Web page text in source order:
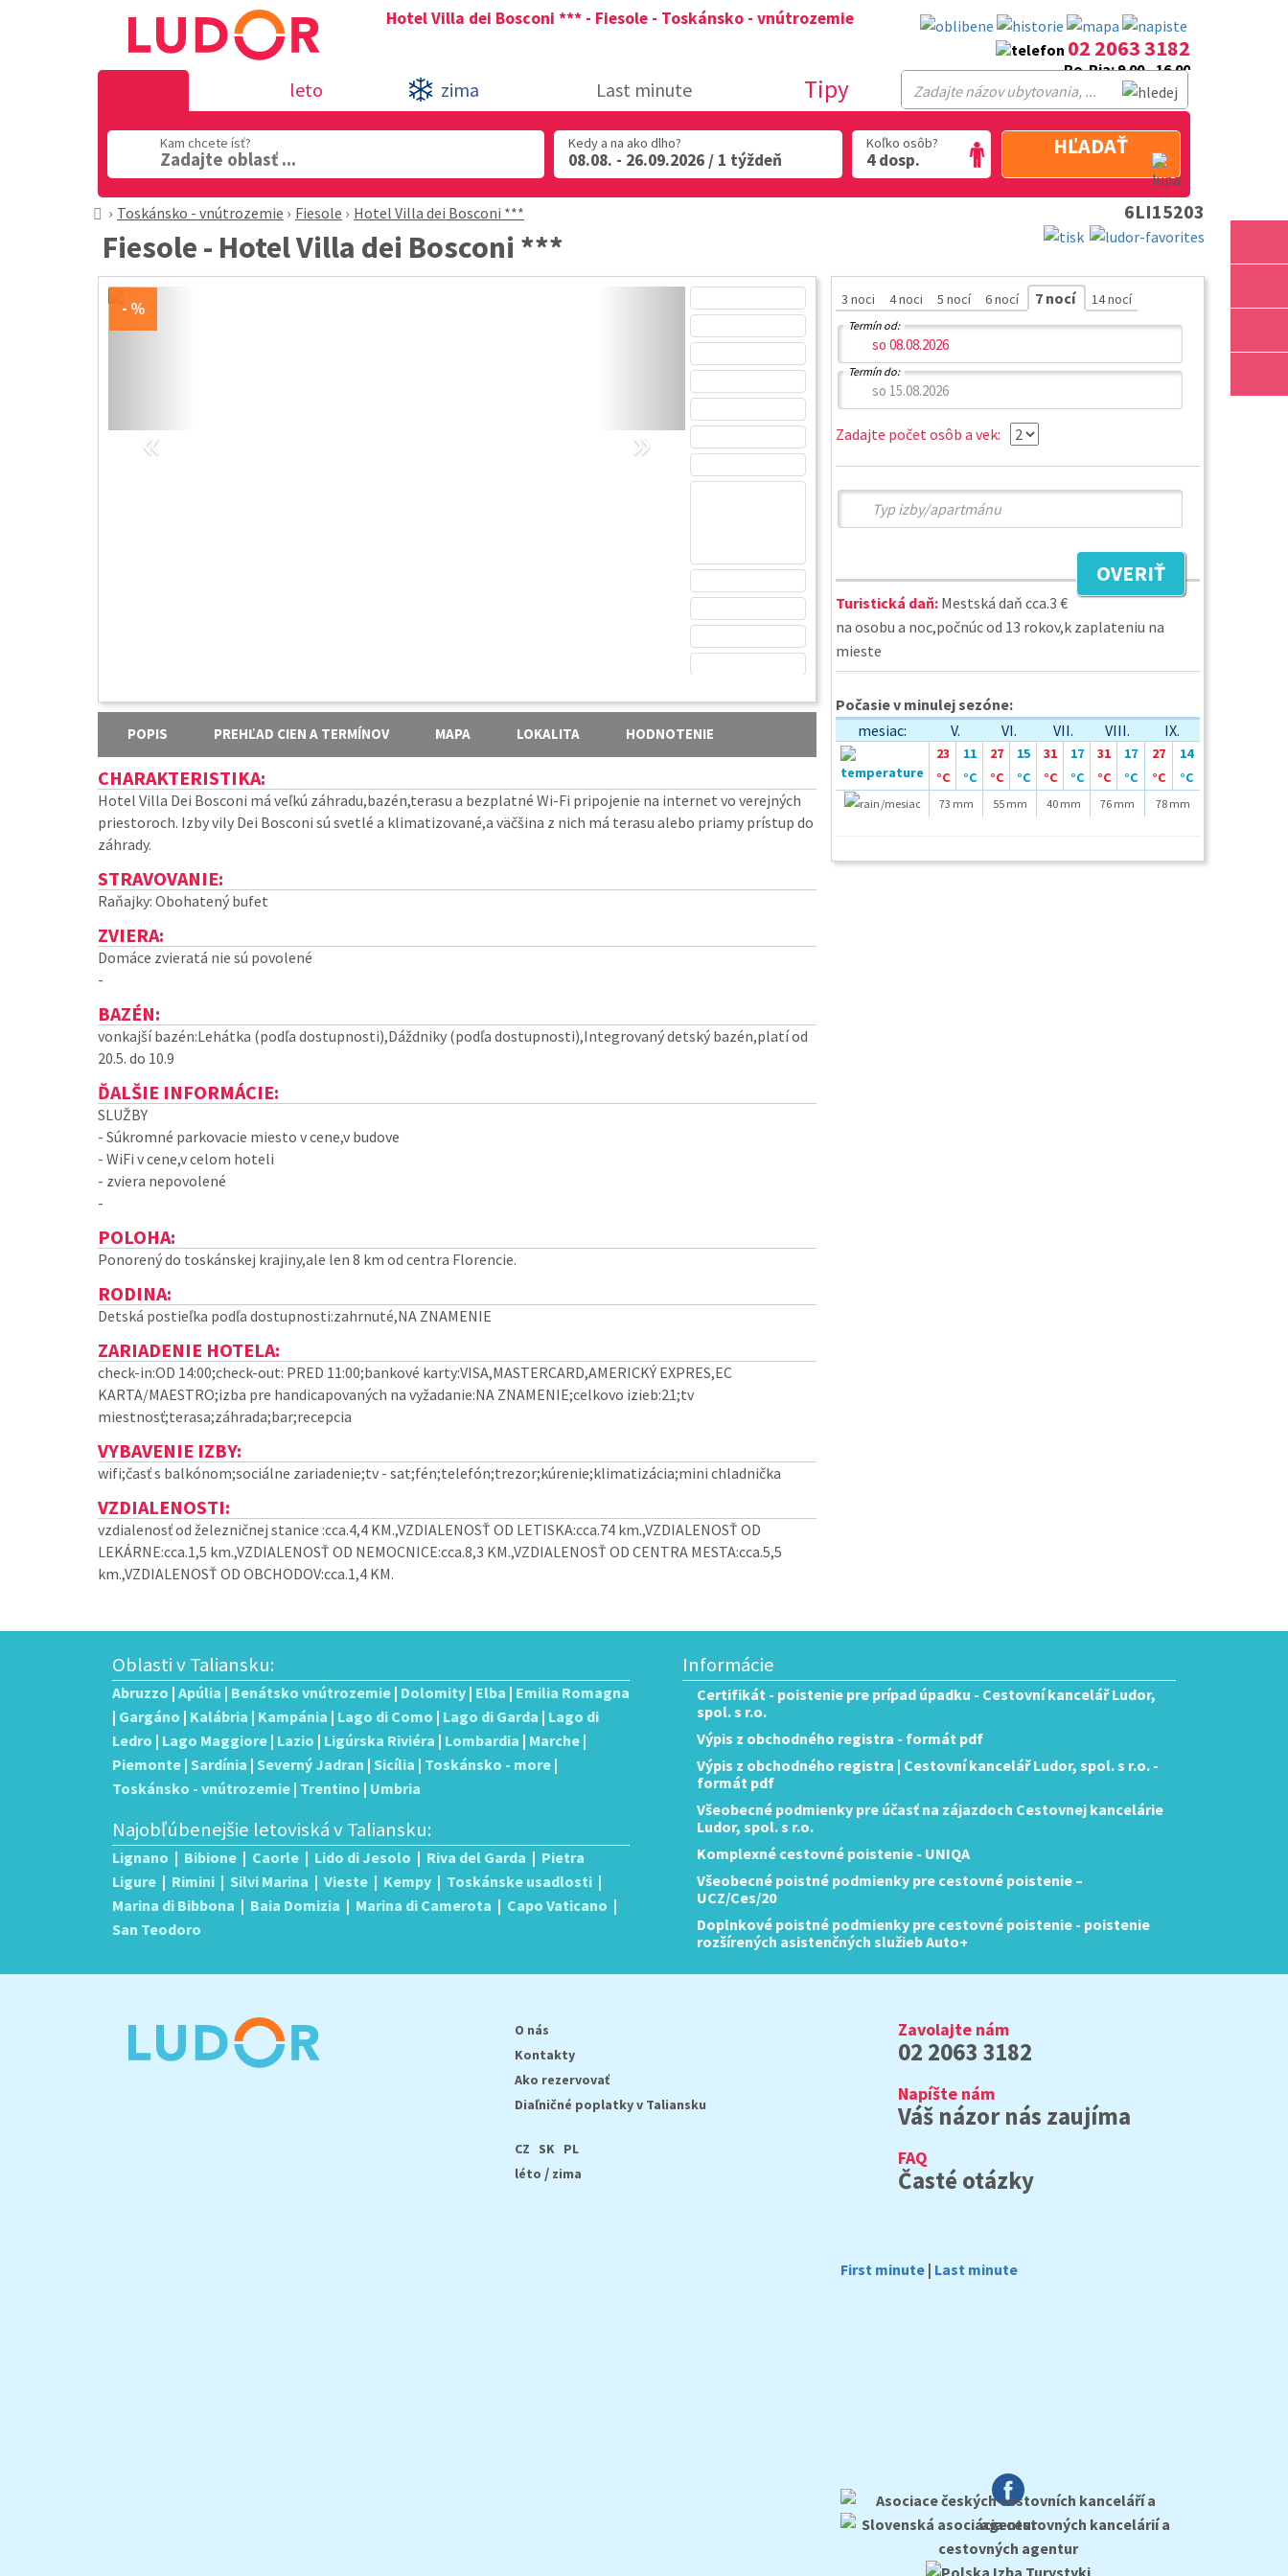
Hotel Villa dei Bosconi *** - Fiesole - Toskánsko - vnútrozemie
02 2063 3182
Po-Pia: 9.00 - 16.00
leto zima Last minute Tipy
Kam chcete ísť?
Zadajte oblasť ...
Kedy a na ako dlho?
08.08. - 26.09.2026 / 1 týždeň
Koľko osôb?
4 dosp.
HĽADAŤ
Toskánsko - vnútrozemie Fiesole Hotel Villa dei Bosconi *** 6LI15203
Fiesole - Hotel Villa dei Bosconi ***
« »
POPIS PREHĽAD CIEN A TERMÍNOV MAPA LOKALITA HODNOTENIE
CHARAKTERISTIKA:
Hotel Villa Dei Bosconi má veľkú záhradu,bazén,terasu a bezplatné Wi-Fi pripojenie na internet vo verejných
priestoroch. Izby vily Dei Bosconi sú svetlé a klimatizované,a väčšina z nich má terasu alebo priamy prístup do
záhrady.
STRAVOVANIE:
Raňajky: Obohatený bufet
ZVIERA:
Domáce zvieratá nie sú povolené
-
BAZÉN:
vonkajší bazén:Lehátka (podľa dostupnosti),Dáždniky (podľa dostupnosti),Integrovaný detský bazén,platí od
20.5. do 10.9
ĎALŠIE INFORMÁCIE:
SLUŽBY
- Súkromné parkovacie miesto v cene,v budove
- WiFi v cene,v celom hoteli
- zviera nepovolené
-
POLOHA:
Ponorený do toskánskej krajiny,ale len 8 km od centra Florencie.
RODINA:
Detská postieľka podľa dostupnosti:zahrnuté,NA ZNAMENIE
ZARIADENIE HOTELA:
check-in:OD 14:00;check-out: PRED 11:00;bankové karty:VISA,MASTERCARD,AMERICKÝ EXPRES,EC
KARTA/MAESTRO;izba pre handicapovaných na vyžadanie:NA ZNAMENIE;celkovo izieb:21;tv
miestnosť;terasa;záhrada;bar;recepcia
VYBAVENIE IZBY:
wifi;časť s balkónom;sociálne zariadenie;tv - sat;fén;telefón;trezor;kúrenie;klimatizácia;mini chladnička
VZDIALENOSTI:
vzdialenosť od železničnej stanice :cca.4,4 KM.,VZDIALENOSŤ OD LETISKA:cca.74 km.,VZDIALENOSŤ OD
LEKÁRNE:cca.1,5 km.,VZDIALENOSŤ OD NEMOCNICE:cca.8,3 KM.,VZDIALENOSŤ OD CENTRA MESTA:cca.5,5
km.,VZDIALENOSŤ OD OBCHODOV:cca.1,4 KM.
3 noci 4 noci 5 nocí 6 nocí 7 nocí 14 nocí
Termín od:
Termín do:
Zadajte počet osôb a vek:
OVERIŤ
Turistická daň: Mestská daň cca.3 €
na osobu a noc,počnúc od 13 rokov,k zaplateniu na
mieste
Počasie v minulej sezóne:
mesiac:
V. VI. VII. VIII. IX.
23
°C
11
°C
27
°C
15
°C
31
°C
17
°C
31
°C
17
°C
27
°C
14
°C
/mesiac 73 mm 55 mm 40 mm 76 mm 78 mm
Oblasti v Taliansku:
Abruzzo | Apúlia | Benátsko vnútrozemie | Dolomity | Elba | Emilia Romagna
| Gargáno | Kalábria | Kampánia | Lago di Como | Lago di Garda | Lago di
Ledro | Lago Maggiore | Lazio | Ligúrska Riviéra | Lombardia | Marche |
Piemonte | Sardínia | Severný Jadran | Sicília | Toskánsko - more |
Toskánsko - vnútrozemie | Trentino | Umbria
Najobľúbenejšie letoviská v Taliansku:
Lignano | Bibione | Caorle | Lido di Jesolo | Riva del Garda | Pietra
Ligure | Rimini | Silvi Marina | Vieste | Kempy | Toskánske usadlosti |
Marina di Bibbona | Baia Domizia | Marina di Camerota | Capo Vaticano |
San Teodoro
Informácie
Certifikát - poistenie pre prípad úpadku - Cestovní kancelář Ludor,
spol. s r.o.
Výpis z obchodného registra - formát pdf
Výpis z obchodného registra | Cestovní kancelář Ludor, spol. s r.o. -
formát pdf
Všeobecné podmienky pre účasť na zájazdoch Cestovnej kancelárie
Ludor, spol. s r.o.
Komplexné cestovné poistenie - UNIQA
Všeobecné poistné podmienky pre cestovné poistenie –
UCZ/Ces/20
Doplnkové poistné podmienky pre cestovné poistenie - poistenie
rozšírených asistenčných služieb Auto+
O nás
Kontakty
Ako rezervovať
Diaľničné poplatky v Taliansku
CZ SK PL
léto / zima
Zavolajte nám
02 2063 3182
Napíšte nám
Váš názor nás zaujíma
FAQ
Časté otázky
First minute | Last minute